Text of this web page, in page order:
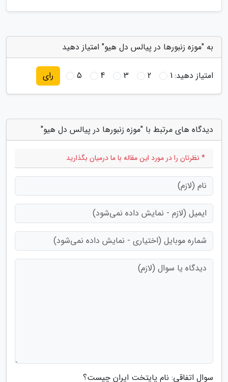
به "موزه زنبورها در پیالس دل هیو" امتیاز دهید
امتیاز دهید:1
2
3
4
5 رای
دیدگاه های مرتبط با "موزه زنبورها در پیالس دل هیو"
* نظرتان را در مورد این مقاله با ما درمیان بگذارید
سوال اتفاقی: نام پایتخت ایران چیست؟